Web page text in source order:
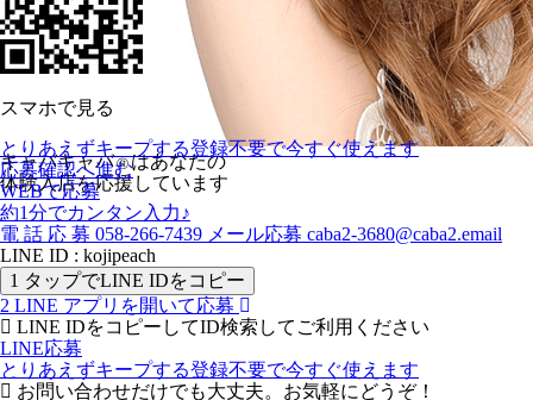
キャバキャバⓇはあなたの
体験入店を応援しています
スマホで見る
とりあえずキープする登録不要で今すぐ使えます
応募確認へ進む
WEBで応募
約1分でカンタン入力♪
電 話 応 募 058-266-7439 メール応募 caba2-3680@caba2.email
LINE ID : kojipeach
1 タップでLINE IDをコピー
2 LINE アプリを開いて応募
LINE IDをコピーしてID検索してご利用ください
LINE応募
とりあえずキープする登録不要で今すぐ使えます
お問い合わせだけでも大丈夫。お気軽にどうぞ！